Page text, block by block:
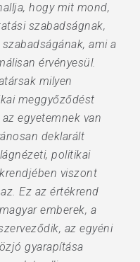
hogy mit mond,
szabadságnak,
ami a
érvényesül.
milyen
meggyőződést
egyetemnek van
deklarált
politikai
viszont
Ez az értékrend
emberek, a
az egyéni
gyarapítása